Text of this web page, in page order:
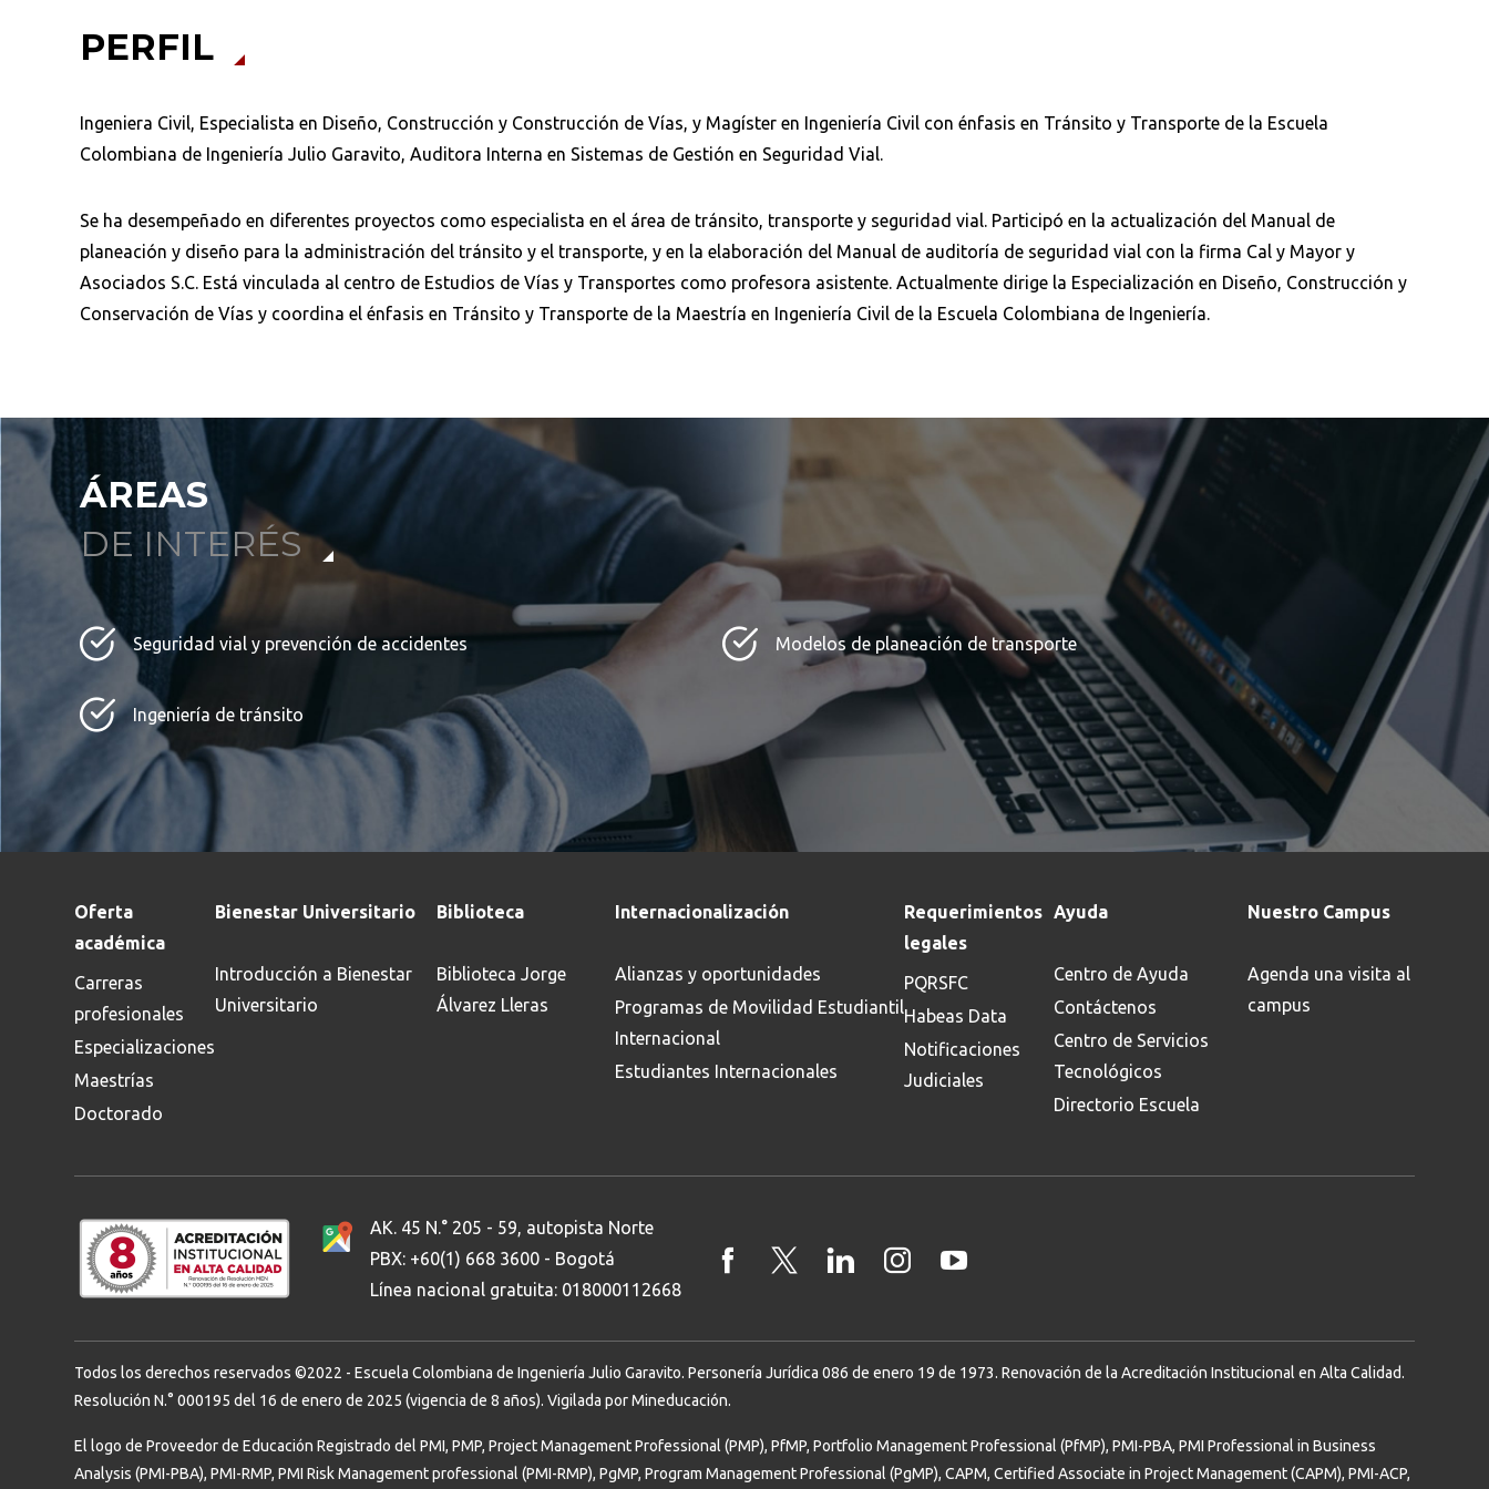
PERFIL
Ingeniera Civil, Especialista en Diseño, Construcción y Construcción de Vías, y Magíster en Ingeniería Civil con énfasis en Tránsito y Transporte de la Escuela
Colombiana de Ingeniería Julio Garavito, Auditora Interna en Sistemas de Gestión en Seguridad Vial.
Se ha desempeñado en diferentes proyectos como especialista en el área de tránsito, transporte y seguridad vial. Participó en la actualización del Manual de
planeación y diseño para la administración del tránsito y el transporte, y en la elaboración del Manual de auditoría de seguridad vial con la firma Cal y Mayor y
Asociados S.C. Está vinculada al centro de Estudios de Vías y Transportes como profesora asistente. Actualmente dirige la Especialización en Diseño, Construcción y
Conservación de Vías y coordina el énfasis en Tránsito y Transporte de la Maestría en Ingeniería Civil de la Escuela Colombiana de Ingeniería.
ÁREAS
DE INTERÉS
Seguridad vial y prevención de accidentes Modelos de planeación de transporte
Ingeniería de tránsito
Oferta
académica
Carreras
profesionales
Especializaciones
Maestrías
Doctorado
Bienestar Universitario
Introducción a Bienestar
Universitario
Biblioteca
Biblioteca Jorge
Álvarez Lleras
Internacionalización
Alianzas y oportunidades
Programas de Movilidad Estudiantil
Internacional
Estudiantes Internacionales
Requerimientos
legales
PQRSFC
Habeas Data
Notificaciones
Judiciales
Ayuda
Centro de Ayuda
Contáctenos
Centro de Servicios
Tecnológicos
Directorio Escuela
Nuestro Campus
Agenda una visita al
campus
AK. 45 N.° 205 - 59, autopista Norte
PBX: +60(1) 668 3600 - Bogotá
Línea nacional gratuita: 018000112668
Todos los derechos reservados ©2022 - Escuela Colombiana de Ingeniería Julio Garavito. Personería Jurídica 086 de enero 19 de 1973. Renovación de la Acreditación Institucional en Alta Calidad.
Resolución N.° 000195 del 16 de enero de 2025 (vigencia de 8 años). Vigilada por Mineducación.
El logo de Proveedor de Educación Registrado del PMI, PMP, Project Management Professional (PMP), PfMP, Portfolio Management Professional (PfMP), PMI-PBA, PMI Professional in Business
Analysis (PMI-PBA), PMI-RMP, PMI Risk Management professional (PMI-RMP), PgMP, Program Management Professional (PgMP), CAPM, Certified Associate in Project Management (CAPM), PMI-ACP,